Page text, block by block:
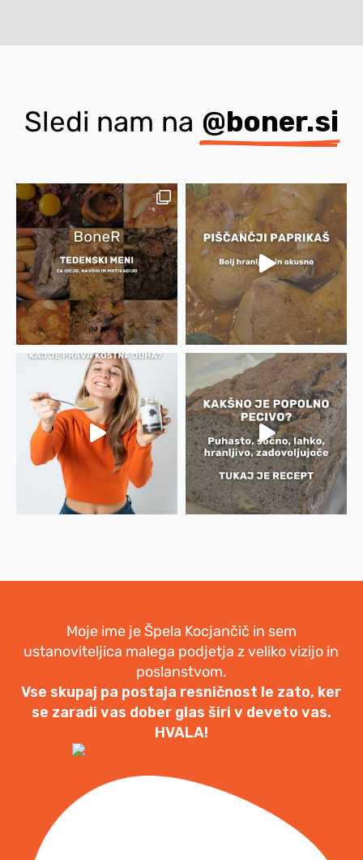
Sledi nam na @boner.si
Moje ime je Špela Kocjančič in sem
ustanoviteljica malega podjetja z veliko vizijo in
poslanstvom.
Vse skupaj pa postaja resničnost le zato, ker
se zaradi vas dober glas širi v deveto vas.
HVALA!